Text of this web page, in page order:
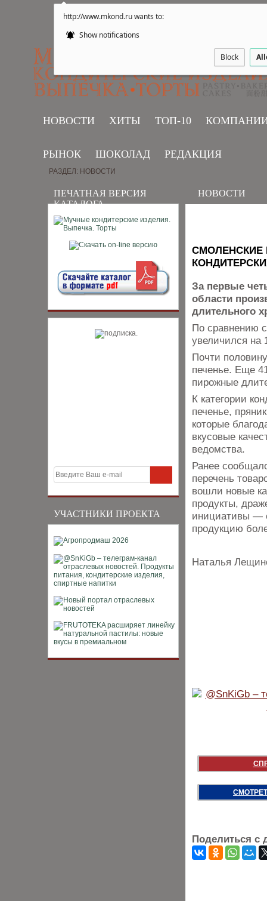
http://www.mkond.ru wants to:
Show notifications
Block
НОВОСТИ ХИТЫ ТОП-10
РЫНОК ШОКОЛАД РЕДАКЦИЯ
ПЕЧАТНАЯ ВЕРСИЯ
КАТАЛОГА
УЧАСТНИКИ ПРОЕКТА
РАЗДЕЛ: НОВОСТИ
НОВОСТИ
СМОЛЕНСКИЕ
За первые
области
длительного
По сравнению
увеличился на
Почти
печенье. Еще
пирожные
К категории
печенье,
которые
вкусовые
ведомства.
Ранее
перечень
вошли новые
продукты,
инициативы —
продукцию
Наталья
Поделиться с